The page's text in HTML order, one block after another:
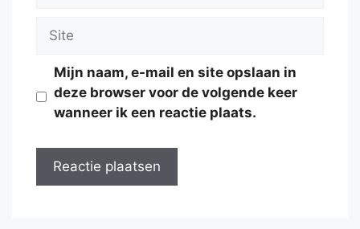
Site
Mijn naam, e-mail en site opslaan in
deze browser voor de volgende keer
wanneer ik een reactie plaats.